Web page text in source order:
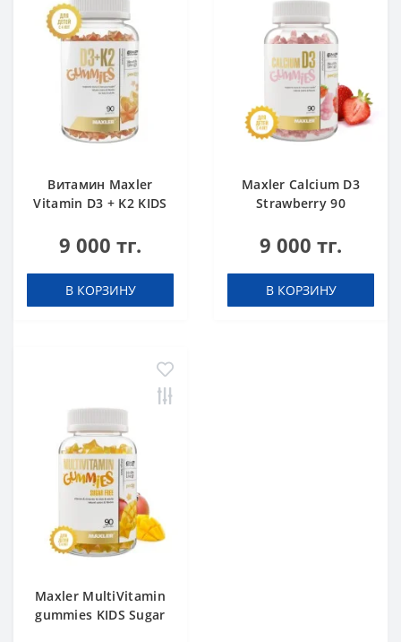
Витамин Maxler
Vitamin D3 + K2 KIDS
9 000 тг.
В КОРЗИНУ
Maxler Calcium D3
Strawberry 90
9 000 тг.
В КОРЗИНУ
Maxler MultiVitamin
gummies KIDS Sugar